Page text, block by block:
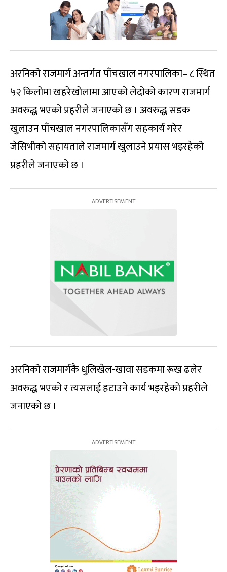
अरनिको राजमार्ग अन्तर्गत पाँचखाल नगरपालिका– ८ स्थित
५२ किलोमा खहरेखोलामा आएको लेदोको कारण राजमार्ग
अवरुद्ध भएको प्रहरीले जनाएको छ । अवरुद्ध सडक
खुलाउन पाँचखाल नगरपालिकासँग सहकार्य गरेर
जेसिभीको सहायताले राजमार्ग खुलाउने प्रयास भइरहेको
प्रहरीले जनाएको छ ।
अरनिको राजमार्गकै धुलिखेल-खावा सडकमा रूख ढलेर
अवरुद्ध भएको र त्यसलाई हटाउने कार्य भइरहेको प्रहरीले
जनाएको छ ।